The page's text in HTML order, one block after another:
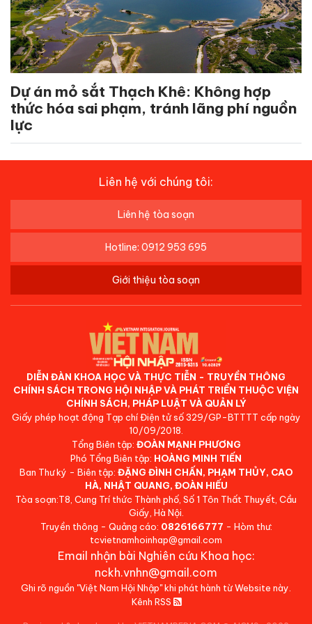
Dự án mỏ sắt Thạch Khê: Không hợp
thức hóa sai phạm, tránh lãng phí nguồn
lực
Liên hệ với chúng tôi:
Liên hệ tòa soạn
Hotline: 0912 953 695
Giới thiệu tòa soạn
DIỄN ĐÀN KHOA HỌC VÀ THỰC TIỄN - TRUYỀN THÔNG
CHÍNH SÁCH TRONG HỘI NHẬP VÀ PHÁT TRIỂN THUỘC VIỆN
CHÍNH SÁCH, PHÁP LUẬT VÀ QUẢN LÝ
Giấy phép hoạt động Tạp chí Điện tử số 329/GP-BTTTT cấp ngày
10/09/2018.
Tổng Biên tập: ĐOÀN MẠNH PHƯƠNG
Phó Tổng Biên tập: HOÀNG MINH TIẾN
Ban Thư ký - Biên tập: ĐẶNG ĐÌNH CHẤN, PHẠM THỦY, CAO
HÀ, NHẬT QUANG, ĐOÀN HIẾU
Tòa soạn:T8, Cung Trí thức Thành phố, Số 1 Tôn Thất Thuyết, Cầu
Giấy, Hà Nội.
Truyền thông - Quảng cáo: 0826166777 - Hòm thư:
tcvietnamhoinhap@gmail.com
Email nhận bài Nghiên cứu Khoa học:
nckh.vnhn@gmail.com
Ghi rõ nguồn "Việt Nam Hội Nhập" khi phát hành từ Website này.
Kênh RSS